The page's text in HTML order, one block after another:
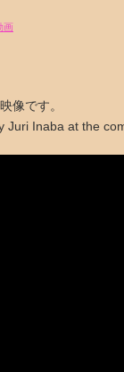
画
像です。
Inaba at the